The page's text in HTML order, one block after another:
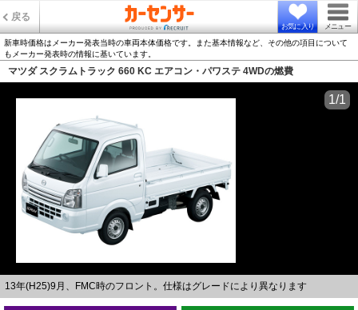
戻る
お気に入り メニュー
新車時価格はメーカー発表当時の車両本体価格です。また基本情報など、その他の項目について
もメーカー発表時の情報に基いています。
マツダ スクラムトラック 660 KC エアコン・パワステ 4WDの燃費
13年(H25)9月、FMC時のフロント。仕様はグレードにより異なります
1/1